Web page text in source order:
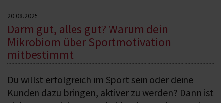
20.08.2025
Darm gut, alles gut? Warum dein
Mikrobiom über Sportmotivation
mitbestimmt
Du willst erfolgreich im Sport sein oder deine
Kunden dazu bringen, aktiver zu werden? Dann ist